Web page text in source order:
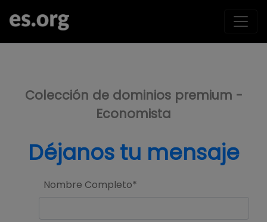
Colección de dominios premium -
Economista
Déjanos tu mensaje
Nombre Completo*